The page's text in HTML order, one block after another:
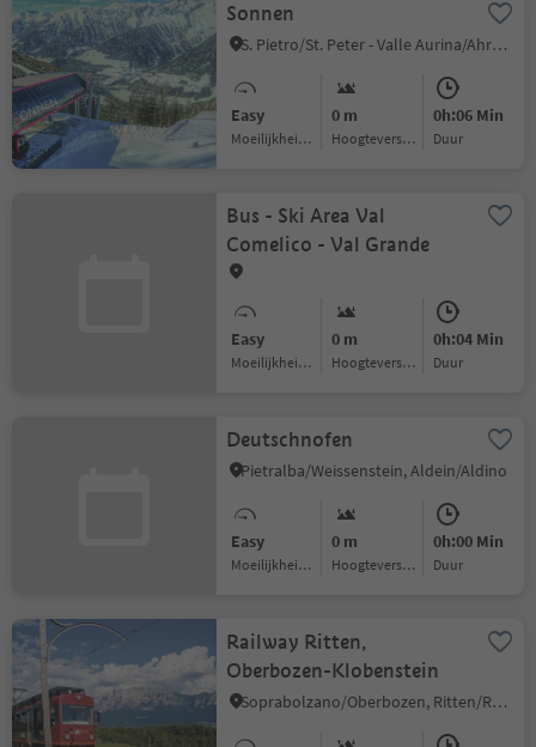
Sonnen
S. Pietro/St. Peter - Valle Aurina/Ahrntal, Ahrntal/Valle Aurina, Ahrntal/Valle Aurina
Easy
Moeilijkheidsgraad
0 m
Hoogteverschil
0h:06 Min
Duur
Bus - Ski Area Val
Comelico - Val Grande
Easy
Moeilijkheidsgraad
0 m
Hoogteverschil
0h:04 Min
Duur
Deutschnofen
Pietralba/Weissenstein, Aldein/Aldino
Easy
Moeilijkheidsgraad
0 m
Hoogteverschil
0h:00 Min
Duur
Railway Ritten,
Oberbozen-Klobenstein
Soprabolzano/Oberbozen, Ritten/Renon, Bolzano/Bozen and environs